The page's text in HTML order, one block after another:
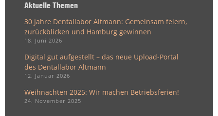
Aktuelle Themen
30 Jahre Dentallabor Altmann: Gemeinsam feiern,
zurückblicken und Hamburg gewinnen
18. Juni 2026
Digital gut aufgestellt – das neue Upload-Portal
des Dentallabor Altmann
12. Januar 2026
Weihnachten 2025: Wir machen Betriebsferien!
24. November 2025